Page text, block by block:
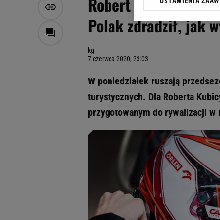
Robert Kubica
Polak zdradził, jak
kg
7 czerwca 2020, 23:03
W poniedziałek ruszają
turystycznych. Dla Roberta
przygotowanym do rywalizacji
Klikając „Akceptuję”
Zaufanych Partnerów i
dotyczące plików
odnośnik „Ustawienia
Użycie dokładnych
Przechowywanie
badnie odbiorców i